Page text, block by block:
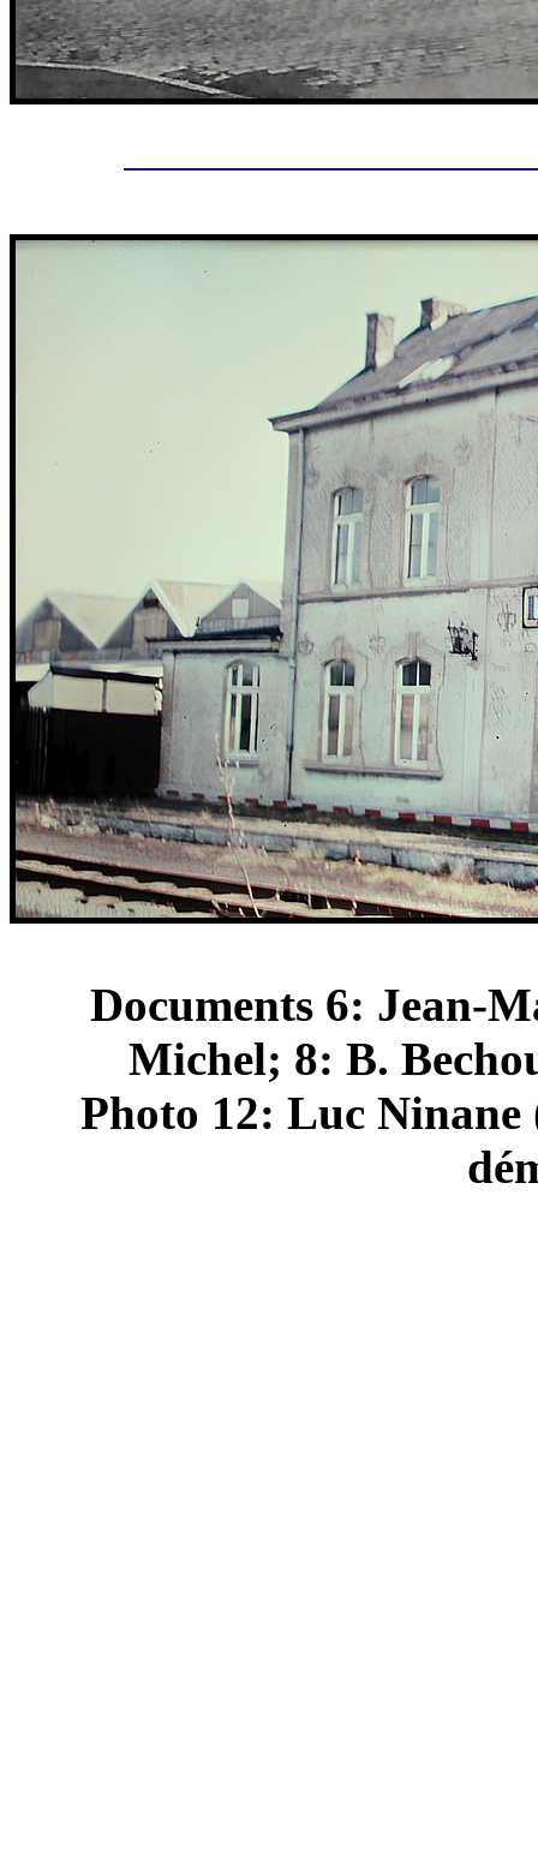
Documents 6: Jean-
Michel; 8: B.
Photo 12: Luc